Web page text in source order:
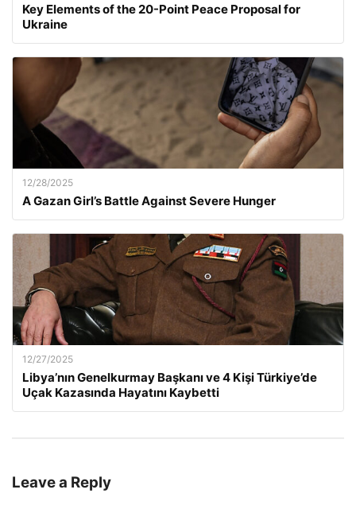
Key Elements of the 20-Point Peace Proposal for
Ukraine
12/28/2025
A Gazan Girl’s Battle Against Severe Hunger
12/27/2025
Libya’nın Genelkurmay Başkanı ve 4 Kişi Türkiye’de
Uçak Kazasında Hayatını Kaybetti
Leave a Reply